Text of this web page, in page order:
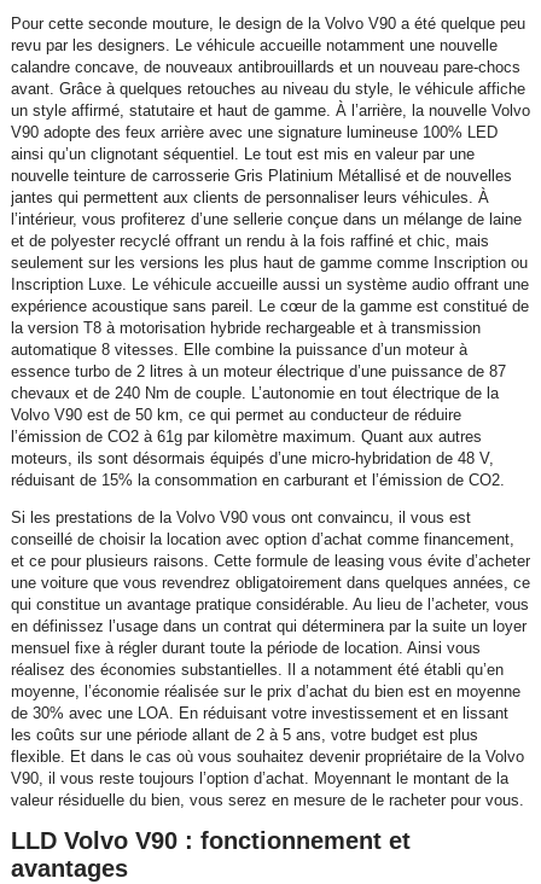
Pour cette seconde mouture, le design de la Volvo V90 a été quelque peu
revu par les designers. Le véhicule accueille notamment une nouvelle
calandre concave, de nouveaux antibrouillards et un nouveau pare-chocs
avant. Grâce à quelques retouches au niveau du style, le véhicule affiche
un style affirmé, statutaire et haut de gamme. À l’arrière, la nouvelle Volvo
V90 adopte des feux arrière avec une signature lumineuse 100% LED
ainsi qu’un clignotant séquentiel. Le tout est mis en valeur par une
nouvelle teinture de carrosserie Gris Platinium Métallisé et de nouvelles
jantes qui permettent aux clients de personnaliser leurs véhicules. À
l’intérieur, vous profiterez d’une sellerie conçue dans un mélange de laine
et de polyester recyclé offrant un rendu à la fois raffiné et chic, mais
seulement sur les versions les plus haut de gamme comme Inscription ou
Inscription Luxe. Le véhicule accueille aussi un système audio offrant une
expérience acoustique sans pareil. Le cœur de la gamme est constitué de
la version T8 à motorisation hybride rechargeable et à transmission
automatique 8 vitesses. Elle combine la puissance d’un moteur à
essence turbo de 2 litres à un moteur électrique d’une puissance de 87
chevaux et de 240 Nm de couple. L’autonomie en tout électrique de la
Volvo V90 est de 50 km, ce qui permet au conducteur de réduire
l’émission de CO2 à 61g par kilomètre maximum. Quant aux autres
moteurs, ils sont désormais équipés d’une micro-hybridation de 48 V,
réduisant de 15% la consommation en carburant et l’émission de CO2.
Si les prestations de la Volvo V90 vous ont convaincu, il vous est
conseillé de choisir la location avec option d’achat comme financement,
et ce pour plusieurs raisons. Cette formule de leasing vous évite d’acheter
une voiture que vous revendrez obligatoirement dans quelques années, ce
qui constitue un avantage pratique considérable. Au lieu de l’acheter, vous
en définissez l’usage dans un contrat qui déterminera par la suite un loyer
mensuel fixe à régler durant toute la période de location. Ainsi vous
réalisez des économies substantielles. Il a notamment été établi qu’en
moyenne, l’économie réalisée sur le prix d’achat du bien est en moyenne
de 30% avec une LOA. En réduisant votre investissement et en lissant
les coûts sur une période allant de 2 à 5 ans, votre budget est plus
flexible. Et dans le cas où vous souhaitez devenir propriétaire de la Volvo
V90, il vous reste toujours l’option d’achat. Moyennant le montant de la
valeur résiduelle du bien, vous serez en mesure de le racheter pour vous.
LLD Volvo V90 : fonctionnement et
avantages